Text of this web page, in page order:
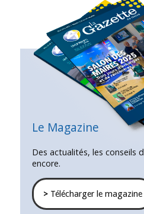
Le Magazine
Des actualités, les conseils
encore.
>Télécharger le magazine